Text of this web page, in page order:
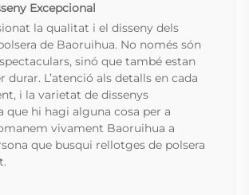
Excepcional
la qualitat i el disseny dels
de Baoruihua. No només són
sinó que també estan
durar. L’atenció als detalls en cada
i la varietat de dissenys
que hi hagi alguna cosa per a
vivament Baoruihua a
que busqui rellotges de polsera